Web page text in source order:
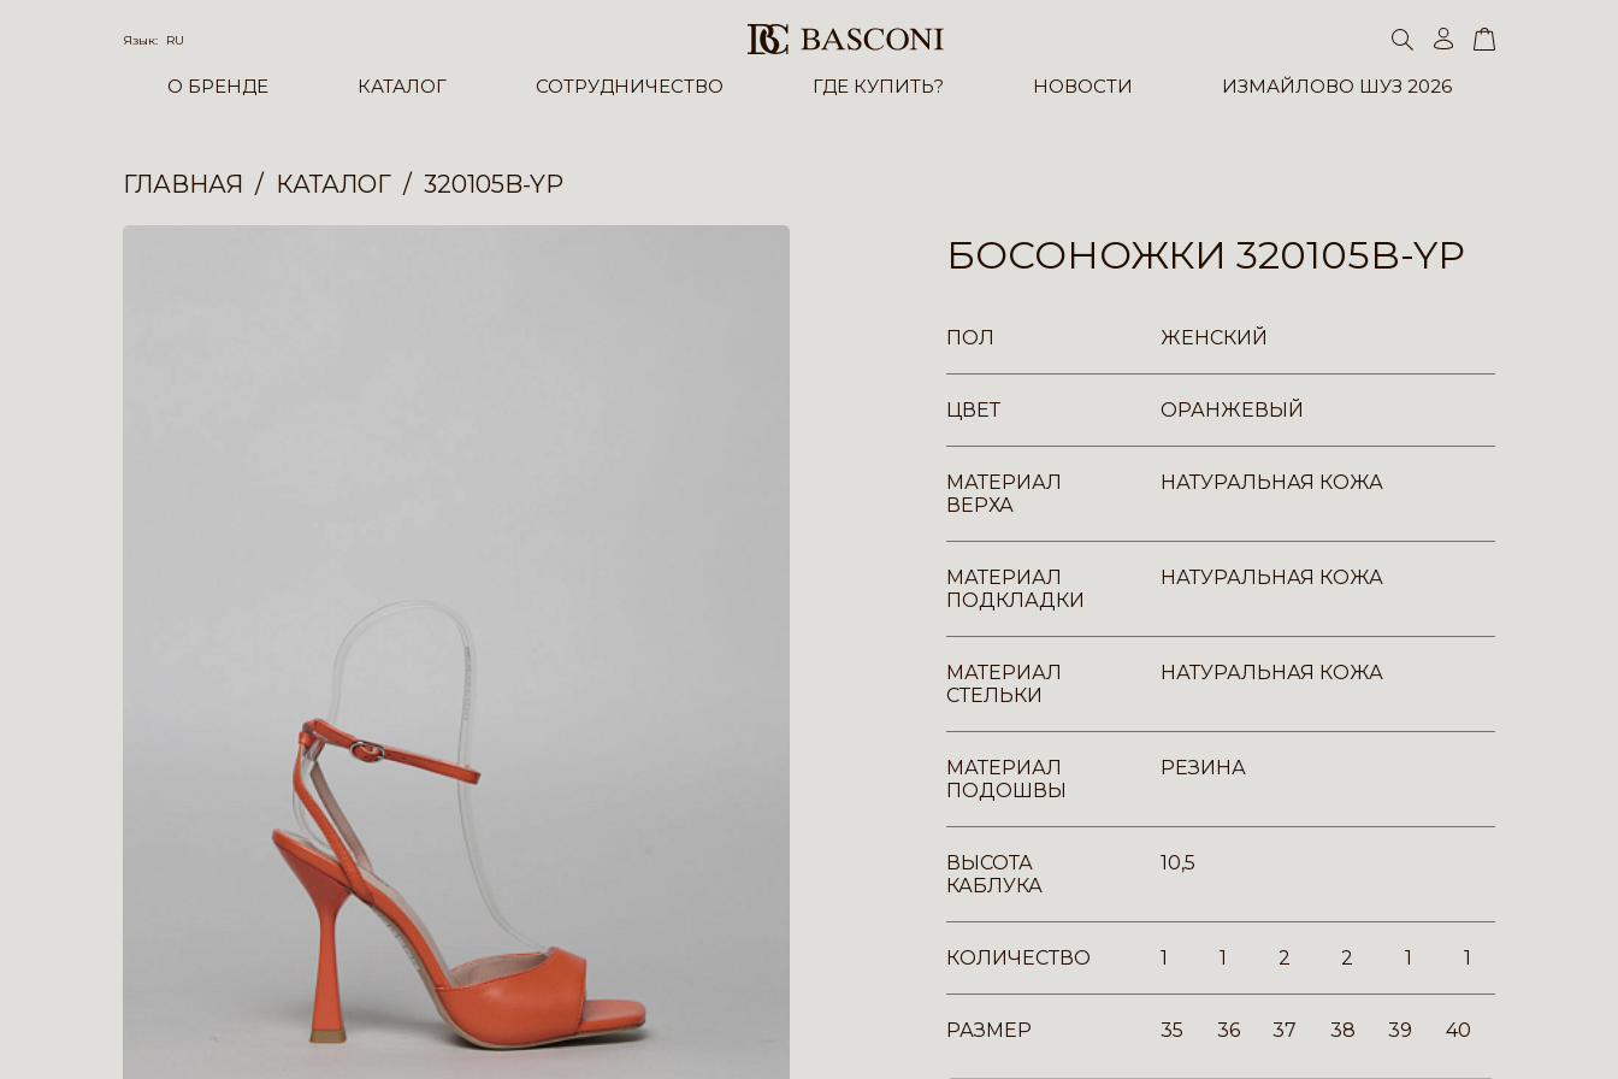
Язык: RU
О БРЕНДЕ КАТАЛОГ СОТРУДНИЧЕСТВО ГДЕ КУПИТЬ? НОВОСТИ ИЗМАЙЛОВО ШУЗ 2026
ГЛАВНАЯ КАТАЛОГ 320105B-YP
БОСОНОЖКИ 320105B-YP
ПОЛ ЖЕНСКИЙ
ЦВЕТ ОРАНЖЕВЫЙ
МАТЕРИАЛ
ВЕРХА
НАТУРАЛЬНАЯ КОЖА
МАТЕРИАЛ
ПОДКЛАДКИ
НАТУРАЛЬНАЯ КОЖА
МАТЕРИАЛ
СТЕЛЬКИ
НАТУРАЛЬНАЯ КОЖА
МАТЕРИАЛ
ПОДОШВЫ
РЕЗИНА
ВЫСОТА
КАБЛУКА
10,5
КОЛИЧЕСТВО 1 1 2 2 1 1
РАЗМЕР 35 36 37 38 39 40